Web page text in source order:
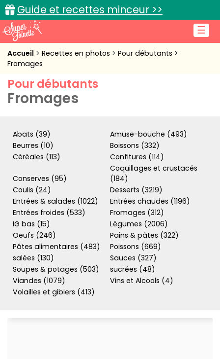
☰
Guide et recettes minceur >>
Accueil
Cuisine pratique
Connexion
Accueil Recettes en photos
Pour débutants
Fromages
Pour débutants
Fromages
Abats (39)
Amuse-bouche (493)
Beurres (10)
Boissons (332)
Céréales (113)
Confitures (114)
Conserves (95)
Coquillages et crustacés
(184)
Coulis (24)
Desserts (3219)
Entrées & salades (1022)
Entrées chaudes (1196)
Entrées froides (533)
Fromages (312)
IG bas (15)
Légumes (2006)
Oeufs (246)
Pains & pâtes (322)
Pâtes alimentaires (483)
Poissons (669)
salées (130)
Sauces (327)
Soupes & potages (503)
sucrées (48)
Viandes (1079)
Vins et Alcools (4)
Volailles et gibiers (413)